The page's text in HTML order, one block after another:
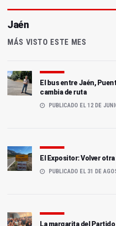
Jaén
MÁS VISTO ESTE MES
El bus entre Jaén,
cambia de ruta
PUBLICADO EL 12 DE
El Expositor: Volver otra
PUBLICADO EL 31 DE
La margarita del